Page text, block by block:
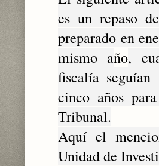
es un repaso
preparado en
mismo año,
fiscalía
cinco años
Tribunal.
Aquí el
Unidad de